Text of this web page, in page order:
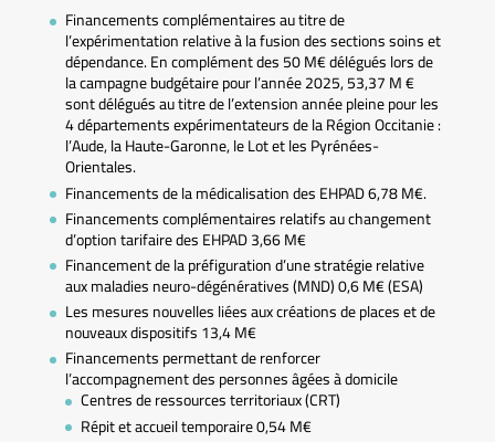
Financements complémentaires au titre de
l’expérimentation relative à la fusion des sections soins et
dépendance. En complément des 50 M€ délégués lors de
la campagne budgétaire pour l’année 2025, 53,37 M €
sont délégués au titre de l’extension année pleine pour les
4 départements expérimentateurs de la Région Occitanie :
l’Aude, la Haute-Garonne, le Lot et les Pyrénées-
Orientales.
Financements de la médicalisation des EHPAD 6,78 M€.
Financements complémentaires relatifs au changement
d’option tarifaire des EHPAD 3,66 M€
Financement de la préfiguration d’une stratégie relative
aux maladies neuro-dégénératives (MND) 0,6 M€ (ESA)
Les mesures nouvelles liées aux créations de places et de
nouveaux dispositifs 13,4 M€
Financements permettant de renforcer
l’accompagnement des personnes âgées à domicile
Centres de ressources territoriaux (CRT)
Répit et accueil temporaire 0,54 M€